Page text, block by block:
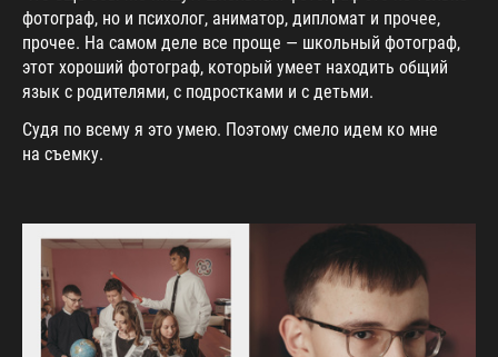
фотограф, но и психолог, аниматор, дипломат и прочее,
прочее. На самом деле все проще — школьный фотограф,
этот хороший фотограф, который умеет находить общий
язык с родителями, с подростками и с детьми.
Судя по всему я это умею. Поэтому смело идем ко мне
на съемку.